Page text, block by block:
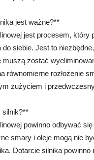
jest ważne?**
jest procesem, który
siebie. Jest to
zostać
równomierne rozłożenie
zużyciem i
silnik?**
powinno odbywać
smary i oleje mogą nie
Dotarcie silnika